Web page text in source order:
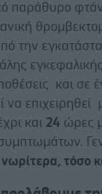
παράθυρο
την
και σε
επιχειρηθεί
και 24 ώρες
τόσο